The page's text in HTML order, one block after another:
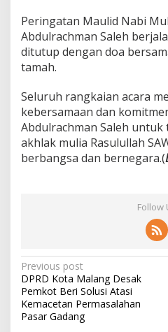
R
a
s
u
l
l
a
h
S
A
Peringatan Maulid Nabi
Abdulrachman Saleh
ditutup dengan doa
tamah.
Seluruh rangkaian acara
kebersamaan dan
Abdulrachman Saleh untuk
akhlak mulia Rasulullah
berbangsa dan bernegara.(
Follow
P
o
s
Previous post
DPRD Kota Malang Desak
Pemkot Beri Solusi Atasi
Kemacetan Permasalahan
Pasar Gadang